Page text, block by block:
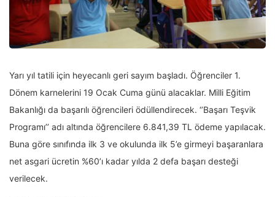
Yarı yıl tatili için heyecanlı geri sayım başladı. Öğrenciler 1.
Dönem karnelerini 19 Ocak Cuma günü alacaklar. Milli Eğitim
Bakanlığı da başarılı öğrencileri ödüllendirecek. ‘’Başarı Teşvik
Programı’’ adı altında öğrencilere 6.841,39 TL ödeme yapılacak.
Buna göre sınıfında ilk 3 ve okulunda ilk 5’e girmeyi başaranlara
net asgari ücretin %60’ı kadar yılda 2 defa başarı desteği
verilecek.